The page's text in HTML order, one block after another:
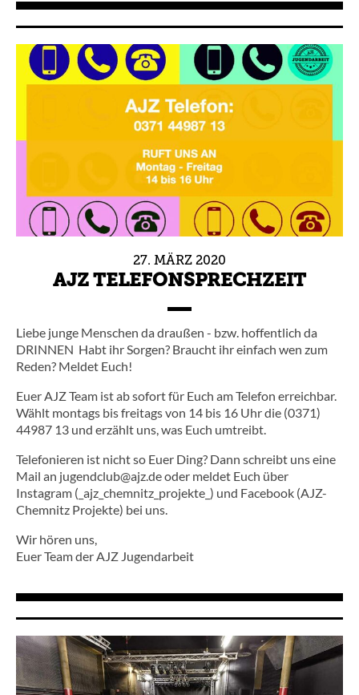
27. MÄRZ 2020
AJZ TELEFONSPRECHZEIT
Liebe junge Menschen da draußen - bzw. hoffentlich da
DRINNEN Habt ihr Sorgen? Braucht ihr einfach wen zum
Reden? Meldet Euch!
Euer AJZ Team ist ab sofort für Euch am Telefon erreichbar.
Wählt montags bis freitags von 14 bis 16 Uhr die (0371)
44987 13 und erzählt uns, was Euch umtreibt.
Telefonieren ist nicht so Euer Ding? Dann schreibt uns eine
Mail an jugendclub@ajz.de oder meldet Euch über
Instagram (_ajz_chemnitz_projekte_) und Facebook (AJZ-
Chemnitz Projekte) bei uns.
Wir hören uns,
Euer Team der AJZ Jugendarbeit